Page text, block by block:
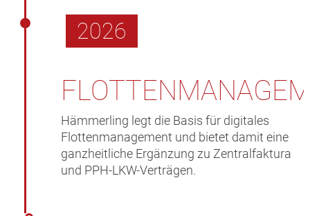
2026
Hämmerling legt die Basis für digitales
Flottenmanagement und bietet damit eine
ganzheitliche Ergänzung zu Zentralfaktura
und PPH-LKW-Verträgen.